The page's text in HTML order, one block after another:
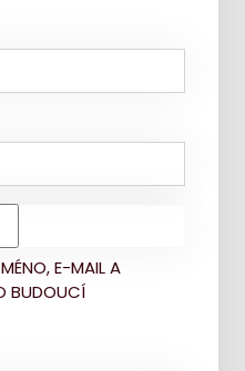
E-MAIL A
BUDOUCÍ